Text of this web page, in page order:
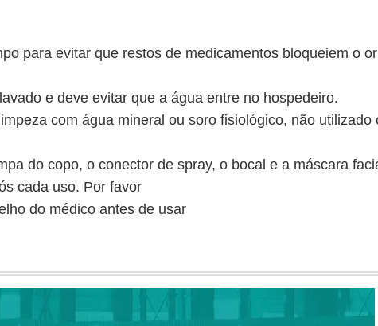
para evitar que restos de medicamentos bloqueiem o
e deve evitar que a água entre no hospedeiro.
com água mineral ou soro fisiológico, não utilizado
do copo, o conector de spray, o bocal e a máscara
cada uso. Por favor
do médico antes de usar